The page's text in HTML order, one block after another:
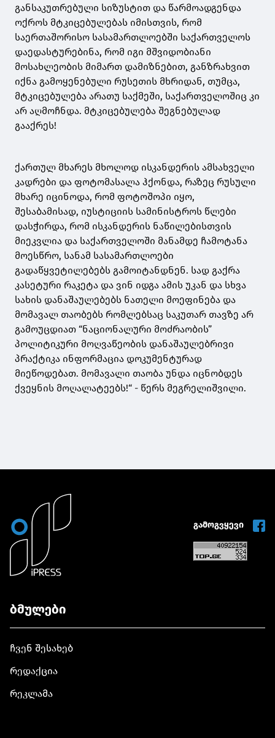
განსაკუთრებული სიზუსტით და წარმოადგენდა
ოქროს მტკიცებულებას იმისთვის, რომ
საერთაშორისო სასამართლოებში საქართველოს
დაედასტურებინა, რომ იგი მშვიდობიანი
მოსახლეობის მიმართ დამიზნებით, განზრახვით
იქნა გამოყენებული რუსეთის მხრიდან, თუმცა,
მტკიცებულება არათუ საქმეში, საქართველოშიც კი
არ აღმოჩნდა. მტკიცებულება შეგნებულად
გააქრეს!
ქართულ მხარეს მხოლოდ ისკანდერის ამსახველი
კადრები და ფოტომასალა ჰქონდა, რაზეც რუსული
მხარე იცინოდა, რომ ფოტოშოპი იყო,
შესაბამისად, იუსტიციის სამინისტროს წლები
დასჭირდა, რომ ისკანდერის ნაწილებისთვის
მიეკვლია და საქართველოში მანამდე ჩამოტანა
მოესწრო, სანამ სასამართლოები
გადაწყვეტილებებს გამოიტანდნენ. სად გაქრა
კასეტური რაკეტა და ვინ იდგა ამის უკან და სხვა
სახის დანაშაულებებს ნათელი მოეფინება და
მომავალ თაობებს რომლებსაც საკუთარ თავზე არ
გამოუცდიათ “ნაციონალური მოძრაობის”
პოლიტიკური მოღვაწეობის დანაშაულებრივი
პრაქტიკა ინფორმაცია დოკუმენტურად
მიეწოდებათ. მომავალი თაობა უნდა იცნობდეს
ქვეყნის მოღალატეებს!“ - წერს მეგრელიშვილი.
გამოგვყევი
ბმულები
ჩვენ შესახებ
რედაქცია
რეკლამა